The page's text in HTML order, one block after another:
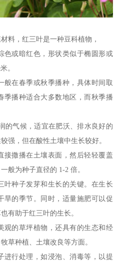
料，红三叶是一种豆科植物，
色或暗红色，形状类似于椭圆形或
。
般在春季或秋季播种，具体时间取
季播种适合大多数地区，而秋季播
的气候，适宜在肥沃、排水良好的
强，但在酸性土壤中生长较好。
接撒播在土壤表面，然后轻轻覆盖
般为种子直径的 1-2 倍。
叶种子发芽和生长的关键。在生长
旱的季节。同时，适量施肥可以促
有助于红三叶的生长。
观的草坪植物，还具有的生态和经
草种植、土壤改良等方面。
进行处理，如浸泡、消毒等，以提